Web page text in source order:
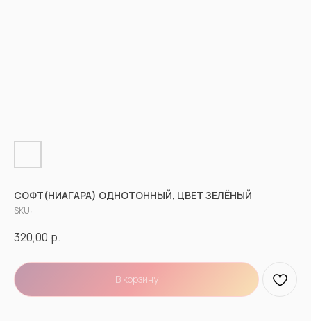
СОФТ(НИАГАРА) ОДНОТОННЫЙ, ЦВЕТ ЗЕЛЁНЫЙ
SKU:
320,00 р.
В корзину